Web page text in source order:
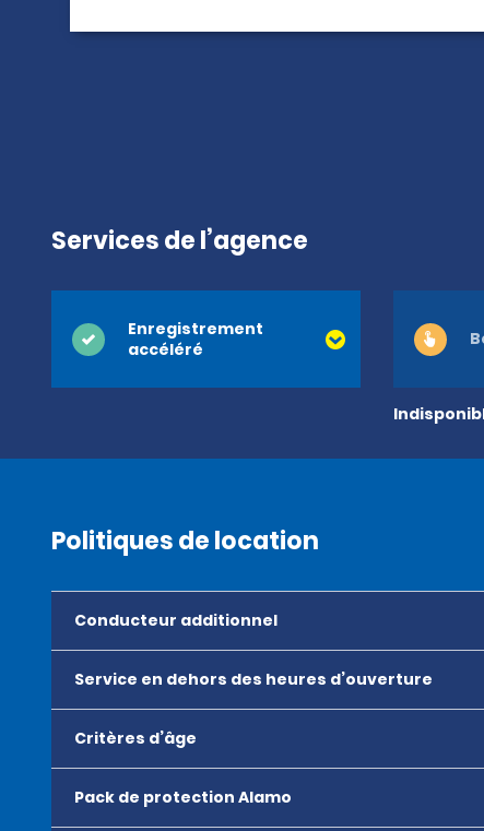
Services de l’agence
Enregistrement
accéléré
Politiques de location
Conducteur additionnel
Service en dehors des heures d’ouverture
Critères d’âge
Pack de protection Alamo